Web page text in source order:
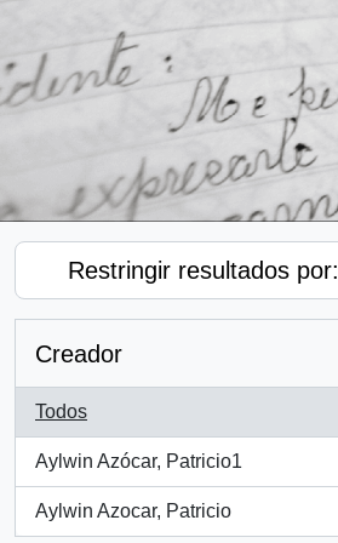
Restringir resultados por:
Creador
Todos
Aylwin Azócar, Patricio1
, 1 resultados
Aylwin Azocar, Patricio
, 1 resultados